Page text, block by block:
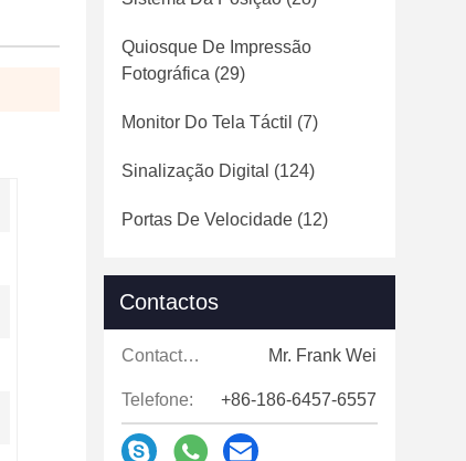
Quiosque De Impressão
Fotográfica (29)
Monitor Do Tela Táctil (7)
Sinalização Digital (124)
Portas De Velocidade (12)
Contactos
Contactos: Mr. Frank Wei
Telefone: +86-186-6457-6557